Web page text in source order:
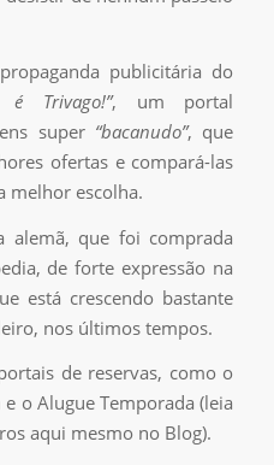
publicitária do
é Trivago!”, um portal
super “bacanudo”, que
ofertas e compará-las
melhor escolha.
alemã, que foi comprada
de forte expressão na
está crescendo bastante
nos últimos tempos.
de reservas, como o
o Alugue Temporada (leia
aqui mesmo no Blog).